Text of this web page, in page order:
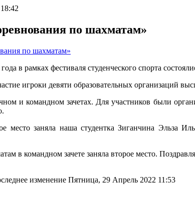
по шахматам»
в рамках фестиваля студенческого спорта
игроки девяти образовательных организаций
и командном зачетах. Для участников были
место заняла наша студентка Зиганчина Эльза
в командном зачете заняла второе место.
изменение Пятница, 29 Апрель 2022 11:53